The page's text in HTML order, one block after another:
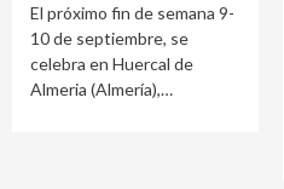
El próximo fin de semana 9-
10 de septiembre, se
celebra en Huercal de
Almeria (Almería),